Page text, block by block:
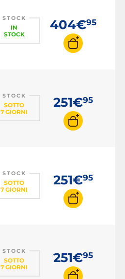
STOCK
IN
STOCK
404€95
STOCK
SOTTO
7 GIORNI
251€95
STOCK
SOTTO
7 GIORNI
251€95
STOCK
SOTTO
7 GIORNI
251€95